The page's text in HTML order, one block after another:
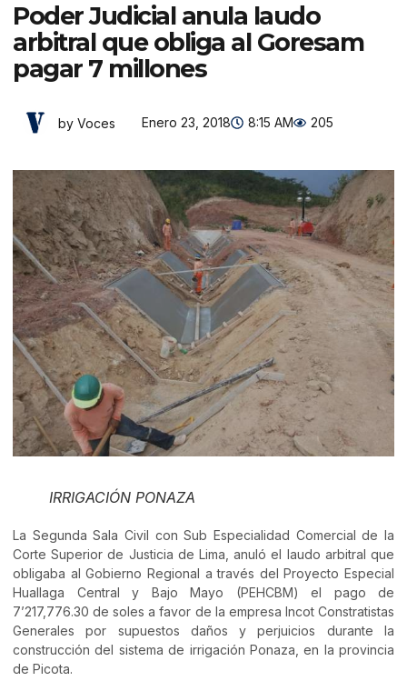
Poder Judicial anula laudo
arbitral que obliga al Goresam
pagar 7 millones
by Voces Enero 23, 2018 8:15 AM 205
IRRIGACIÓN PONAZA
La Segunda Sala Civil con Sub Especialidad Comercial de la
Corte Superior de Justicia de Lima, anuló el laudo arbitral que
obligaba al Gobierno Regional a través del Proyecto Especial
Huallaga Central y Bajo Mayo (PEHCBM) el pago de
7’217,776.30 de soles a favor de la empresa Incot Constratistas
Generales por supuestos daños y perjuicios durante la
construcción del sistema de irrigación Ponaza, en la provincia
de Picota.